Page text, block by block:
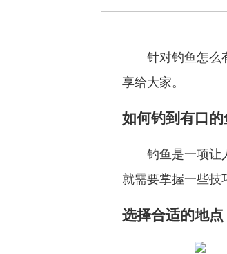
针对钓鱼怎么
享给大家。
如何钓到有口的
钓鱼是一项让
就需要掌握一些技
选择合适的地点